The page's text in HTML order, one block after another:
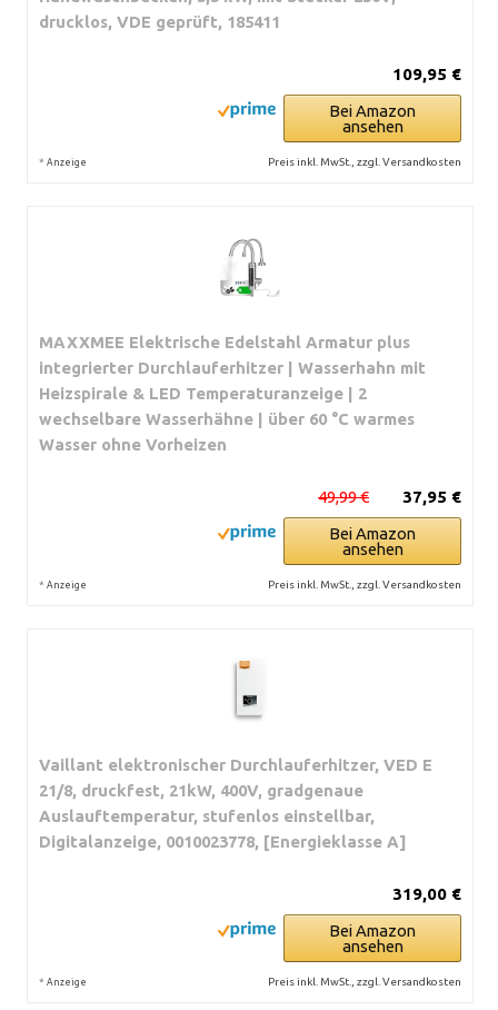
drucklos, VDE geprüft, 185411
109,95 €
Bei Amazon
ansehen
* Anzeige Preis inkl. MwSt., zzgl. Versandkosten
MAXXMEE Elektrische Edelstahl Armatur plus
integrierter Durchlauferhitzer | Wasserhahn mit
Heizspirale & LED Temperaturanzeige | 2
wechselbare Wasserhähne | über 60 °C warmes
Wasser ohne Vorheizen
37,95 €
49,99 €
Bei Amazon
ansehen
* Anzeige Preis inkl. MwSt., zzgl. Versandkosten
Vaillant elektronischer Durchlauferhitzer, VED E
21/8, druckfest, 21kW, 400V, gradgenaue
Auslauftemperatur, stufenlos einstellbar,
Digitalanzeige, 0010023778, [Energieklasse A]
319,00 €
Bei Amazon
ansehen
* Anzeige Preis inkl. MwSt., zzgl. Versandkosten